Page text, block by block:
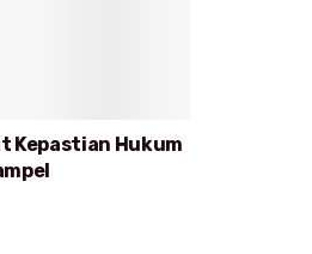
Kepastian Hukum